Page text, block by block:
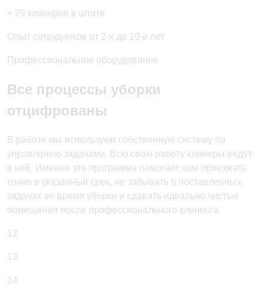
+ 79 клинеров в штате
Опыт сотрудников от 2-х до 10-и лет
Профессиональное оборудование
Все процессы уборки
отцифрованы
В работе мы используем собственную систему по
управлению задачами. Всю свою работу клинеры ведут
в ней. Именно эта программа помогает нам приезжать
точно в указанный срок, не забывать о поставленных
задачах во время уборки и сдавать идеально чистые
помещения после профессионального клининга.
12
13
14